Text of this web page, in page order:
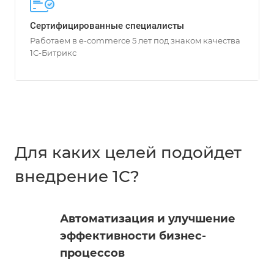
Сертифицированные специалисты
Работаем в e-commerce 5 лет под знаком качества
1С-Битрикс
Для каких целей подойдет
внедрение 1С?
Автоматизация и улучшение
эффективности бизнес-
процессов